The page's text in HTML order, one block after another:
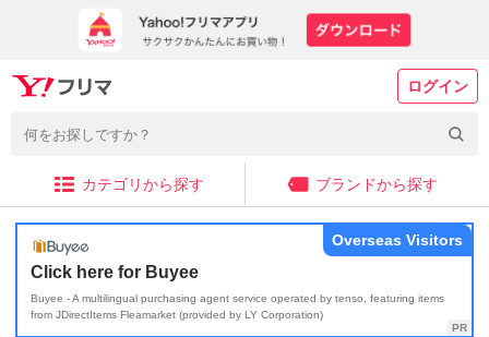
ログイン
カテゴリから探す ブランドから探す
Click here for Buyee
Buyee - A multilingual purchasing agent service operated by tenso, featuring items
from JDirectItems Fleamarket (provided by LY Corporation)
Overseas Visitors